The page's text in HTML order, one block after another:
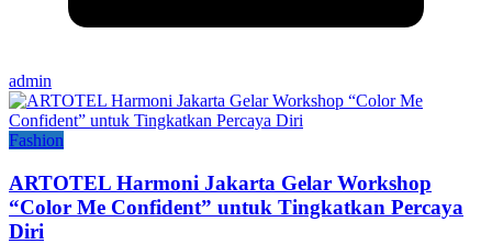
admin
Fashion
ARTOTEL Harmoni Jakarta Gelar Workshop
“Color Me Confident” untuk Tingkatkan Percaya
Diri